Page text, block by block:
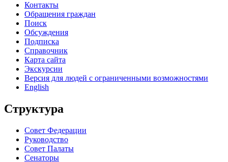
Контакты
Обращения граждан
Поиск
Обсуждения
Подписка
Справочник
Карта сайта
Экскурсии
Версия для людей с ограниченными возможностями
English
Структура
Совет Федерации
Руководство
Совет Палаты
Сенаторы